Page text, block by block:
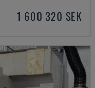
1 600 320 SEK